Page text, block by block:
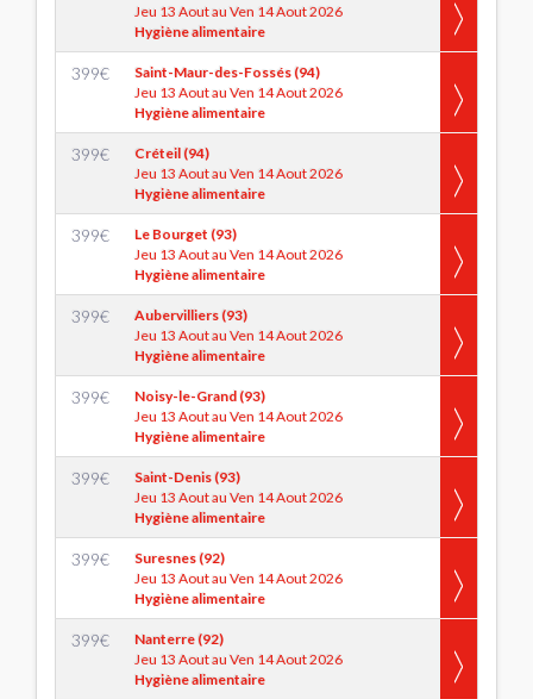
Jeu 13 Aout au Ven 14 Aout 2026
Hygiène alimentaire
399€
Saint-Maur-des-Fossés (94)
Jeu 13 Aout au Ven 14 Aout 2026
Hygiène alimentaire
399€
Créteil (94)
Jeu 13 Aout au Ven 14 Aout 2026
Hygiène alimentaire
399€
Le Bourget (93)
Jeu 13 Aout au Ven 14 Aout 2026
Hygiène alimentaire
399€
Aubervilliers (93)
Jeu 13 Aout au Ven 14 Aout 2026
Hygiène alimentaire
399€
Noisy-le-Grand (93)
Jeu 13 Aout au Ven 14 Aout 2026
Hygiène alimentaire
399€
Saint-Denis (93)
Jeu 13 Aout au Ven 14 Aout 2026
Hygiène alimentaire
399€
Suresnes (92)
Jeu 13 Aout au Ven 14 Aout 2026
Hygiène alimentaire
399€
Nanterre (92)
Jeu 13 Aout au Ven 14 Aout 2026
Hygiène alimentaire